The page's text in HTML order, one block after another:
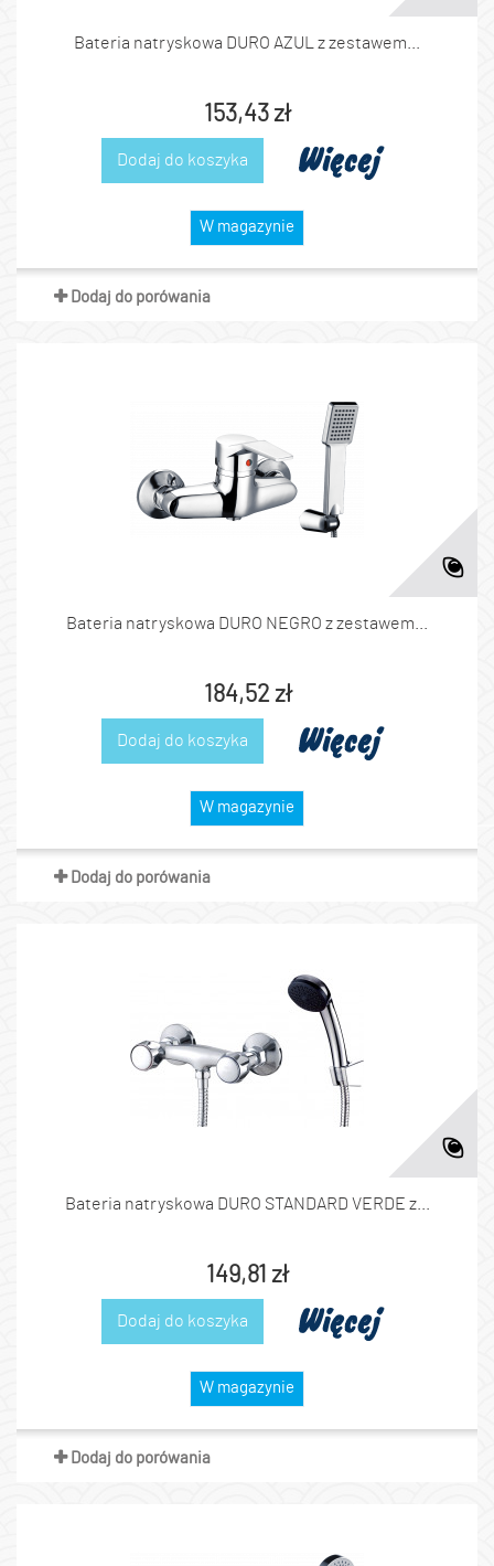
Bateria natryskowa DURO AZUL z zestawem...
153,43 zł
Dodaj do koszyka Więcej
W magazynie
Dodaj do porówania
Bateria natryskowa DURO NEGRO z zestawem...
184,52 zł
Dodaj do koszyka Więcej
W magazynie
Dodaj do porówania
Bateria natryskowa DURO STANDARD VERDE z...
149,81 zł
Dodaj do koszyka Więcej
W magazynie
Dodaj do porówania